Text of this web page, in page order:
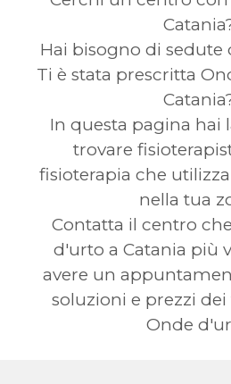
Hai bisogno di sedute
Ti è stata prescritta
In questa pagina hai
trovare
fisioterapia che
nella tua
Contatta il centro
d'urto a Catania più
avere un
soluzioni e prezzi
Onde